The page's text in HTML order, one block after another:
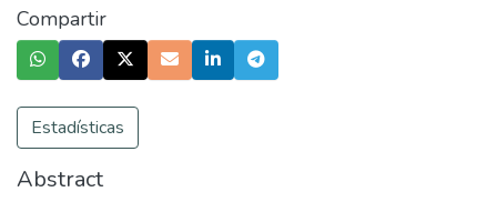
Compartir
Estadísticas
Abstract